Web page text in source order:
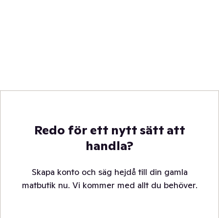
Redo för ett nytt sätt att
handla?
Skapa konto och säg hejdå till din gamla
matbutik nu. Vi kommer med allt du behöver.